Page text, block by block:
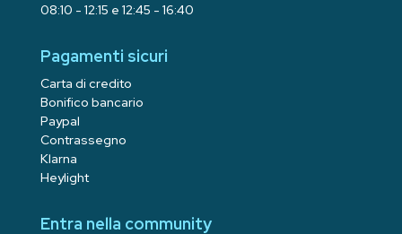
08:10 - 12:15 e 12:45 - 16:40
Pagamenti sicuri
Carta di credito
Bonifico bancario
Paypal
Contrassegno
Klarna
Heylight
Entra nella community